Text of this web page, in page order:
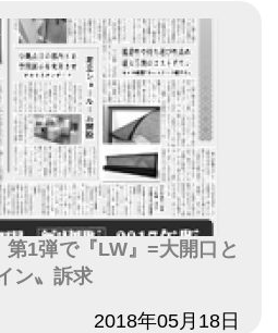
1弾で『LW』=大開口と
ン〟訴求
2018年05月18日